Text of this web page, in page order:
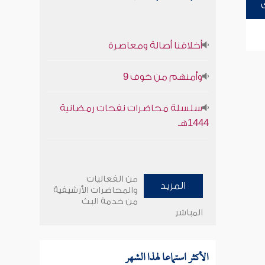
أخلاقنا أصالة ومعاصرة
وأمنهم من خوف 9
سلسلة محاضرات نفحات رمضانية
1444هـ
المزيد
من الفعاليات
والمحاضرات الأرشيفية
من خدمة البث
المباشر
الأكثر استماعا لهذا الشهر